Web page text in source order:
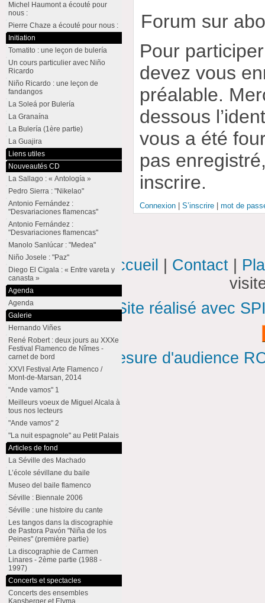
Forum sur
Pour
devez vous
préalable.
dessous
vous a été
pas
inscrire.
Connexion |S’inscrire |mot de
Michel Haumont a écouté pour
nous :
Pierre Chaze a écouté pour nous :
Initiation
Tomatito : une leçon de bulería
Un cours particulier avec Niño
Ricardo
Niño Ricardo : une leçon de
fandangos
La Soleá por Bulería
La Granaína
La Bulería (1ère partie)
La Guajira
Liens utiles
Nouveautés CD
La Sallago : « Antología »
Pedro Sierra : "Nikelao"
Antonio Fernández :
"Desvariaciones flamencas"
Antonio Fernández :
"Desvariaciones flamencas"
Manolo Sanlúcar : "Medea"
Niño Josele : "Paz"
Diego El Cigala : « Entre vareta y
canasta »
Agenda
Agenda
Galerie
Hernando Viñes
René Robert : deux jours au XXXe
Festival Flamenco de Nîmes -
carnet de bord
XXVI Festival Arte Flamenco /
Mont-de-Marsan, 2014
"Ande vamos" 1
Meilleurs voeux de Miguel Alcala à
tous nos lecteurs
"Ande vamos" 2
"La nuit espagnole" au Petit Palais
Articles de fond
La Séville des Machado
L’école sévillane du baile
Museo del baile flamenco
Séville : Biennale 2006
Séville : une histoire du cante
Les tangos dans la discographie
de Pastora Pavón "Niña de los
Peines" (première partie)
La discographie de Carmen
Linares - 2ème partie (1988 -
1997)
Concerts et spectacles
Concerts des ensembles
Kapsberger et Elyma
Accueil Contact
Site réalisé avec
Mesure d'audience